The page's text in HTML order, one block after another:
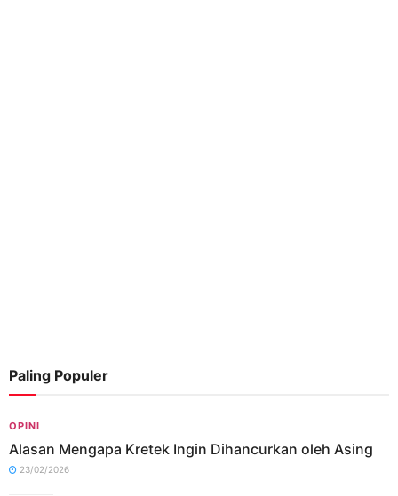
Paling Populer
OPINI
Alasan Mengapa Kretek Ingin Dihancurkan oleh Asing
23/02/2026